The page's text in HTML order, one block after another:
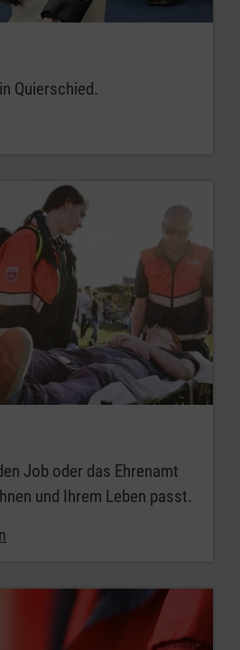
Quierschied.
Job oder das Ehrenamt
und Ihrem Leben passt.